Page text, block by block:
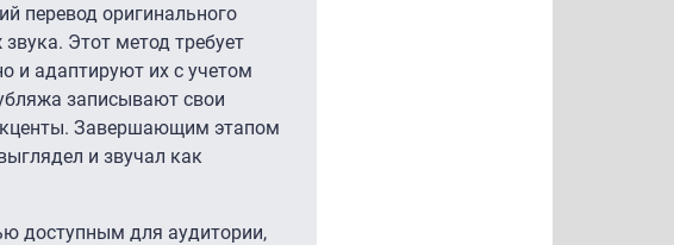
перевод оригинального
Этот метод требует
и адаптируют их с учетом
записывают свои
Завершающим этапом
и звучал как
доступным для аудитории,